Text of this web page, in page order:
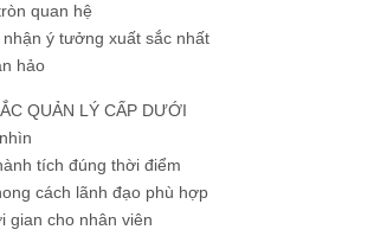
quan hệ
nhận ý tưởng xuất sắc nhất
hảo
QUẢN LÝ CẤP DƯỚI
tích đúng thời điểm
cách lãnh đạo phù hợp
gian cho nhân viên